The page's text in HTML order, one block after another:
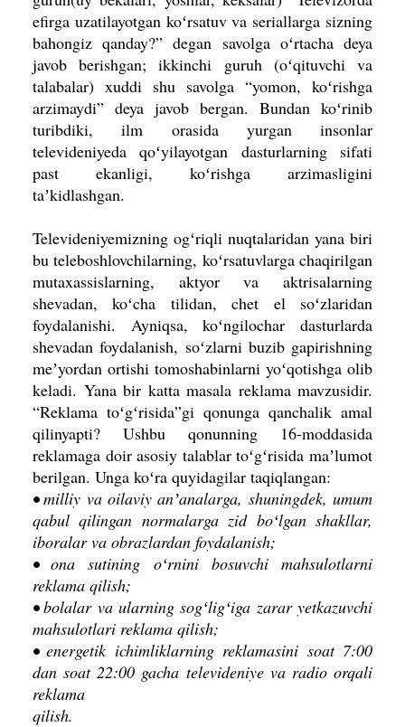
efirga uzatilayotgan koʻrsatuv va seriallarga sizning
bahongiz qanday?” degan savolga oʻrtacha deya
javob berishgan; ikkinchi guruh (oʻqituv­chi va
talabalar) xuddi shu savolga “yomon, koʻrishga
arzimaydi” deya javob bergan. Bundan koʻrinib
turibdiki, ilm orasida yurgan insonlar
televideniyeda qoʻyilayotgan dasturlarning sifati
past ekanligi, koʻrishga arzimasligini
taʼkidlashgan.
Televideniyemizning ogʻriqli nuqtalaridan yana biri
bu teleboshlovchilar­ning, koʻrsatuvlarga chaqirilgan
muta­xassislarning, aktyor va aktrisalarning
shevadan, koʻcha tilidan, chet el soʻzlari­dan
foydalanishi. Ayniqsa, koʻngilochar dasturlarda
shevadan foydalanish, soʻzlarni buzib gapirishning
meʼyordan ortishi tomoshabinlarni yoʻqotishga olib
keladi. Yana bir katta masala reklama mavzusidir.
“Reklama toʻgʻrisida”gi qonunga qanchalik amal
qilinyapti? Ushbu qonunning 16-moddasida
reklamaga doir asosiy talablar toʻgʻrisida maʼlumot
berilgan. Unga koʻra quyi­dagilar taqiqlangan:
• milliy va oilaviy anʼanalarga, shuning­dek, umum
qabul qilingan normalarga zid boʻlgan shakllar,
iboralar va obrazlardan foydalanish;
• ona sutining oʻrnini bosuvchi mahsulotlarni
reklama qilish;
• bolalar va ularning sogʻligʻiga zarar yetkazuvchi
mahsulotlari reklama qilish;
• energetik ichimliklarning reklamasini soat 7:00
dan soat 22:00 gacha televi­deniye va radio orqali
reklama
qilish.